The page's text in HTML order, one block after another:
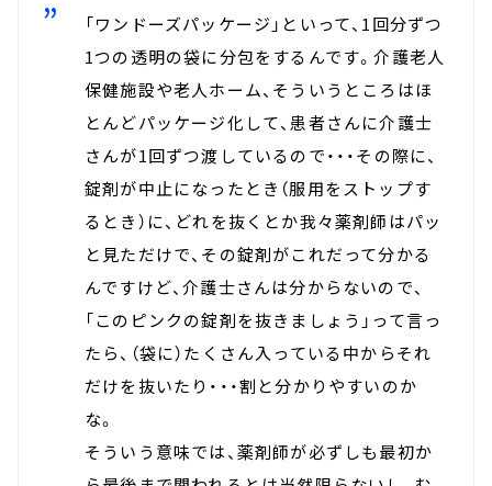
「ワンドーズパッケージ」といって、1回分ずつ
1つの透明の袋に分包をするんです。介護老人
保健施設や老人ホーム、そういうところはほ
とんどパッケージ化して、患者さんに介護士
さんが1回ずつ渡しているので・・・その際に、
錠剤が中止になったとき（服用をストップす
るとき）に、どれを抜くとか我々薬剤師はパッ
と見ただけで、その錠剤がこれだって分かる
んですけど、介護士さんは分からないので、
「このピンクの錠剤を抜きましょう」って言っ
たら、（袋に）たくさん入っている中からそれ
だけを抜いたり・・・割と分かりやすいのか
な。
そういう意味では、薬剤師が必ずしも最初か